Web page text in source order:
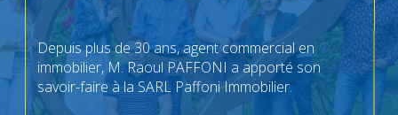
Depuis plus de 30 ans, agent commercial en
immobilier, M. Raoul PAFFONI a apporté son
savoir-faire à la SARL Paffoni Immobilier.